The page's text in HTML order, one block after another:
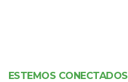
ESTEMOS CONECTADOS